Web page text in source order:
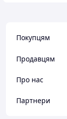
Покупцям
Продавцям
Про нас
Партнери